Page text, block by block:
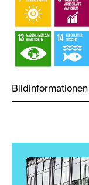
Bildinformationen